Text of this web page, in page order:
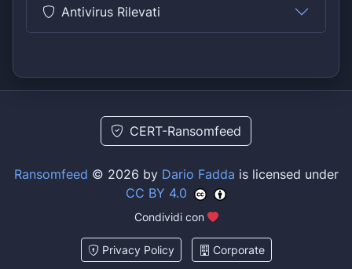
Antivirus Rilevati
CERT-Ransomfeed
Ransomfeed © 2026 by Dario Fadda is licensed under
CC BY 4.0
Condividi con
Privacy Policy Corporate